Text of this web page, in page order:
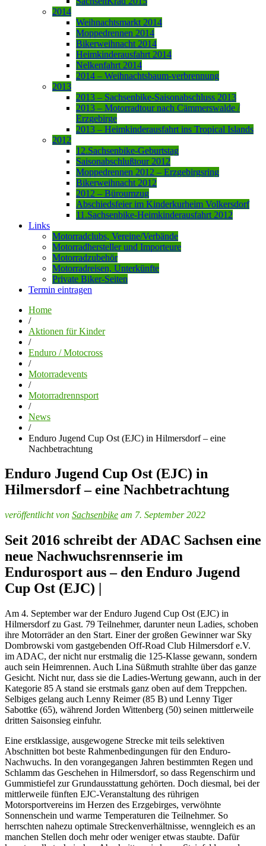
2014
Weihnachtsmarkt 2014
Moppedrennen 2014
Bikerweihnacht 2014
Heimkinderausfahrt 2014
Nelkenfahrt 2014
2014 – Weihnachtsbaum-verbrennung
2013
2013 – Sachsenbike-Saisonabschluss 2013
2013 – Motorradtour nach Cämmerswalde /
Erzgebirge
2013 – Heimkinderausfahrt ins Tropical Islands
2012
12.Sachsenbike-Geburtstag
Saisonabschlußtour 2012
Moppedrennen 2012 – Erzgebirgsring
Bikerweihnacht 2012
2012 – Büroumzug
Abschiedsfeier im Kinderkurheim Volkersdorf
11.Sachsenbike-Heimkinderausfahrt 2012
Links
Motorradclubs, Vereine/Verbände
Motorradhersteller und Importeure
Motorradzubehör
Motorradreisen, Unterkünfte
Private Biker-Seiten
Termin eintragen
Home
/
Aktionen für Kinder
/
Enduro / Motocross
/
Motorradevents
/
Motorradrennsport
/
News
/
Enduro Jugend Cup Ost (EJC) in Hilmersdorf – eine
Nachbetrachtung
Enduro Jugend Cup Ost (EJC) in
Hilmersdorf – eine Nachbetrachtung
veröffentlicht von Sachsenbike am 7. September 2022
Seit 2016 schreibt der ADAC Sachsen eine
neue Nachwuchsrennserie im
Endurosport aus – den Enduro Jugend
Cup Ost (EJC) |
Am 4. September war der Enduro Jugend Cup Ost (EJC) in
Hilmersdorf zu Gast. 79 Teilnehmer, darunter neun Ladies, schoben
ihre Motorräder an den Start. Einer der großen Gewinner war Sky
Dombrowski vom gastgebenden Off-Road Club Hilmersdorf e.V.
im ADAC, der nicht nur erstmalig die 125-Klasse gewann, sondern
auch sein Heimrennen. Auch Lina Süßmuth strahlte über das ganze
Gesicht. Nicht nur, dass sie die Ladies-Wertung gewann, auch in der
Kategorie 85 A stand sie erstmals ganz oben auf dem Treppchen.
Selbiges gelang auch Lenny Reimer (85 B) und Lenny Tiger
Sabottke (65), während Jorden Wittenberg (50) seinen mittlerweile
dritten Saisonsieg einfuhr.
Eine erstklassige, ausgewogene Strecke mit teils selektiven
Abschnitten bot beste Rahmenbedingungen für den Enduro-
Nachwuchs. In den vorangegangen Jahren bestimmten Regen und
Schlamm das Geschehen in Hilmersdorf, so dass Regenschirm und
Gummistiefel zur Grundausstattung gehörten. Doch diesmal, bei der
mittlerweile fünften EJC-Veranstaltung des rührigen
Motorsportvereins im Herzen des Erzgebirges, verwöhnte
Sonnenschein und warme Temperaturen die Teilnehmer. So
herrschten nahezu optimale Streckenverhältnisse, wenngleich es an
manchen Stellen doch mehr oder weniger etwas staubte. Dafür